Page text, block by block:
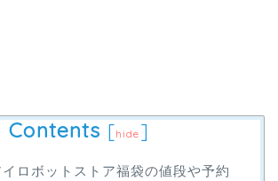
Contents [hide ]
ロボットストア福袋の値段や予約